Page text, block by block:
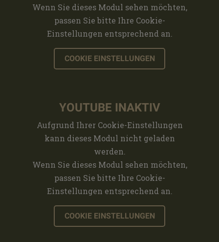
Wenn Sie dieses Modul sehen möchten,
passen Sie bitte Ihre Cookie-
Einstellungen entsprechend an.
COOKIE EINSTELLUNGEN
YOUTUBE INAKTIV
Aufgrund Ihrer Cookie-Einstellungen
kann dieses Modul nicht geladen
werden.
Wenn Sie dieses Modul sehen möchten,
passen Sie bitte Ihre Cookie-
Einstellungen entsprechend an.
COOKIE EINSTELLUNGEN